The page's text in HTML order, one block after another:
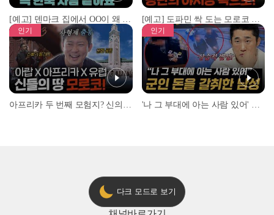
[예고] 덴마크 집에서 OO이 왜 나와...? 이상할 정도로 한국을 사랑하는 우리 형을 제보합니다! [예고] 도파민 싹 도는 모로코 야시장 투어!
인기 인기
다크 모드로 보기